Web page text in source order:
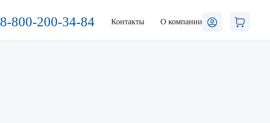
8-800-200-34-84 Контакты О компании